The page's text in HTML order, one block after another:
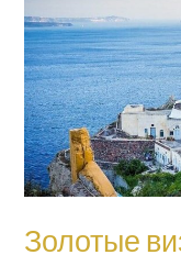
Золотые
Греция